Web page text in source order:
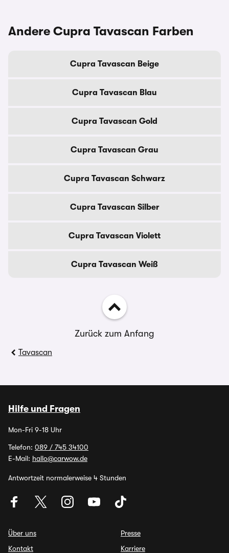
Andere Cupra Tavascan Farben
Cupra Tavascan Beige
Cupra Tavascan Blau
Cupra Tavascan Gold
Cupra Tavascan Grau
Cupra Tavascan Schwarz
Cupra Tavascan Silber
Cupra Tavascan Violett
Cupra Tavascan Weiß
Zurück zum Anfang
Tavascan
Hilfe und Fragen
Mon-Fri 9-18 Uhr
Telefon: 089 / 745 34100
E-Mail: hallo@carwow.de
Antwortzeit normalerweise 4 Stunden
Über uns
Kontakt
Presse
Karriere